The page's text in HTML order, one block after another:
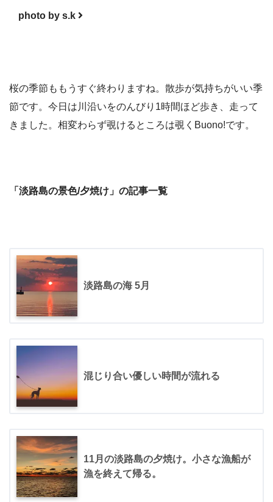
photo by s.k
桜の季節ももうすぐ終わりますね。散歩が気持ちがいい季
節です。今日は川沿いをのんびり1時間ほど歩き、走って
きました。相変わらず覗けるところは覗くBuono!です。
「淡路島の景色/夕焼け」の記事一覧
淡路島の海 5月
混じり合い優しい時間が流れる
11月の淡路島の夕焼け。小さな漁船が
漁を終えて帰る。